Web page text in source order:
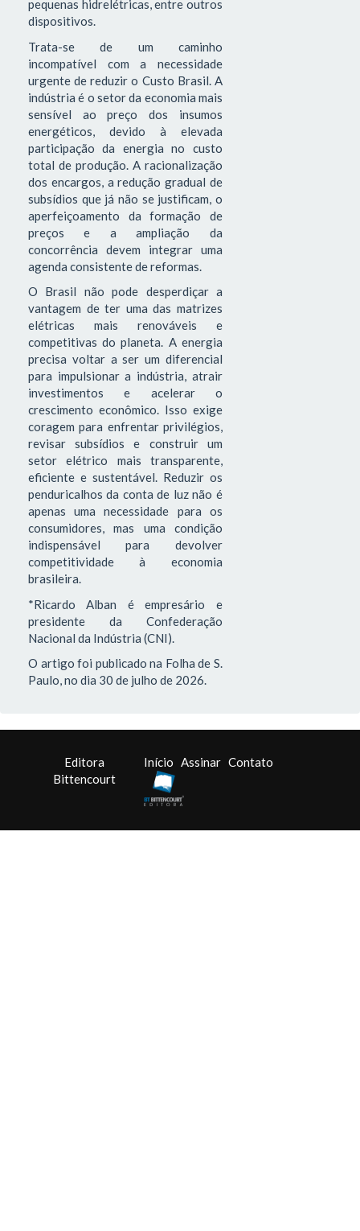
pequenas hidrelétricas, entre outros
dispositivos.
Trata-se de um caminho
incompatível com a necessidade
urgente de reduzir o Custo Brasil. A
indústria é o setor da economia mais
sensível ao preço dos insumos
energéticos, devido à elevada
participação da energia no custo
total de produção. A racionalização
dos encargos, a redução gradual de
subsídios que já não se justificam, o
aperfeiçoamento da formação de
preços e a ampliação da
concorrência devem integrar uma
agenda consistente de reformas.
O Brasil não pode desperdiçar a
vantagem de ter uma das matrizes
elétricas mais renováveis e
competitivas do planeta. A energia
precisa voltar a ser um diferencial
para impulsionar a indústria, atrair
investimentos e acelerar o
crescimento econômico. Isso exige
coragem para enfrentar privilégios,
revisar subsídios e construir um
setor elétrico mais transparente,
eficiente e sustentável. Reduzir os
penduricalhos da conta de luz não é
apenas uma necessidade para os
consumidores, mas uma condição
indispensável para devolver
competitividade à economia
brasileira.
*Ricardo Alban é empresário e
presidente da Confederação
Nacional da Indústria (CNI).
O artigo foi publicado na Folha de S.
Paulo, no dia 30 de julho de 2026.
Editora
Bittencourt
Início Assinar Contato